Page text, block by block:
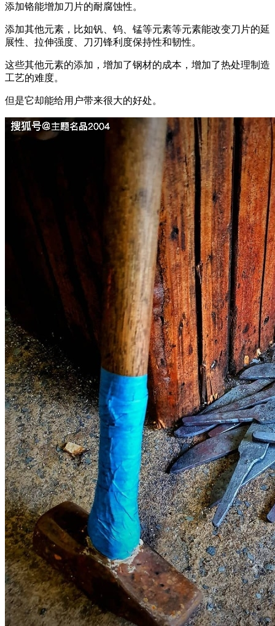
添加铬能增加刀片的耐腐蚀性。
添加其他元素，比如钒、钨、锰等元素等元素能改变刀片的延
展性、拉伸强度、刀刃锋利度保持性和韧性。
这些其他元素的添加，增加了钢材的成本，增加了热处理制造
工艺的难度。
但是它却能给用户带来很大的好处。